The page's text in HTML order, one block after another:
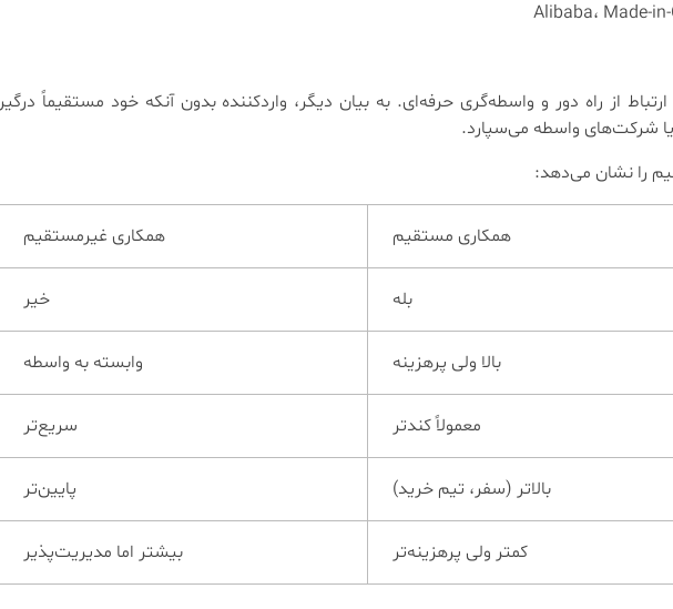
از راه دور و واسطه‌گری حرفه‌ای. به بیان دیگر، واردکننده بدون آنکه خود مستقیماً درگیر
یا شرکت‌های واسطه می‌سپارد.
را نشان می‌دهد:
همکاری مستقیم همکاری غیرمستقیم
بله خیر
بالا ولی پرهزینه وابسته به واسطه
معمولاً کندتر سریع‌تر
بالاتر (سفر، تیم خرید) پایین‌تر
کمتر ولی پرهزینه‌تر بیشتر اما مدیریت‌پذیر